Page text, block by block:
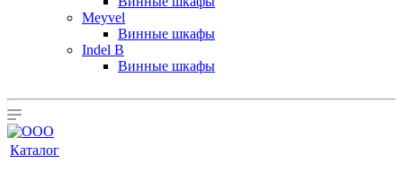
Meyvel
Винные шкафы
Indel B
Винные шкафы
Каталог